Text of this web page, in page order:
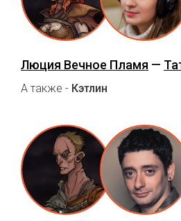
Люция Вечное Пламя —
А также - Кэтлин